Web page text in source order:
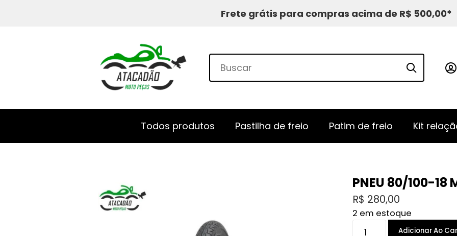
Frete grátis para compras acima de R$ 500,00*
Todos produtos Pastilha de freio Patim de freio Kit
PNEU 80/100-18
R$ 280,00
2 em estoque
PNEU
Adicionar Ao